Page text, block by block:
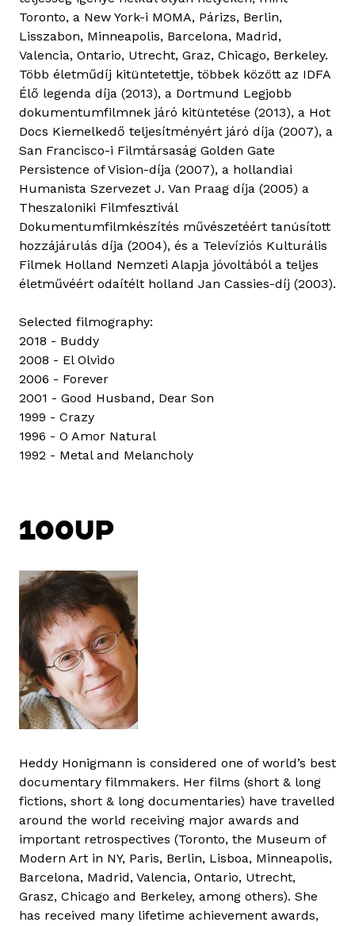
Toronto, a New York-i MOMA, Párizs, Berlin,
Lisszabon, Minneapolis, Barcelona, Madrid,
Valencia, Ontario, Utrecht, Graz, Chicago, Berkeley.
Több életműdíj kitüntetettje, többek között az IDFA
Élő legenda díja (2013), a Dortmund Legjobb
dokumentumfilmnek járó kitüntetése (2013), a Hot
Docs Kiemelkedő teljesítményért járó díja (2007), a
San Francisco-i Filmtársaság Golden Gate
Persistence of Vision-díja (2007), a hollandiai
Humanista Szervezet J. Van Praag díja (2005) a
Theszaloniki Filmfesztivál
Dokumentumfilmkészítés művészetéért tanúsított
hozzájárulás díja (2004), és a Televíziós Kulturális
Filmek Holland Nemzeti Alapja jóvoltából a teljes
életművéért odaítélt holland Jan Cassies-díj (2003).
Selected filmography:
2018 - Buddy
2008 - El Olvido
2006 - Forever
2001 - Good Husband, Dear Son
1999 - Crazy
1996 - O Amor Natural
1992 - Metal and Melancholy
100UP
Heddy Honigmann is considered one of world’s best
documentary filmmakers. Her films (short & long
fictions, short & long documentaries) have travelled
around the world receiving major awards and
important retrospectives (Toronto, the Museum of
Modern Art in NY, Paris, Berlin, Lisboa, Minneapolis,
Barcelona, Madrid, Valencia, Ontario, Utrecht,
Grasz, Chicago and Berkeley, among others). She
has received many lifetime achievement awards,